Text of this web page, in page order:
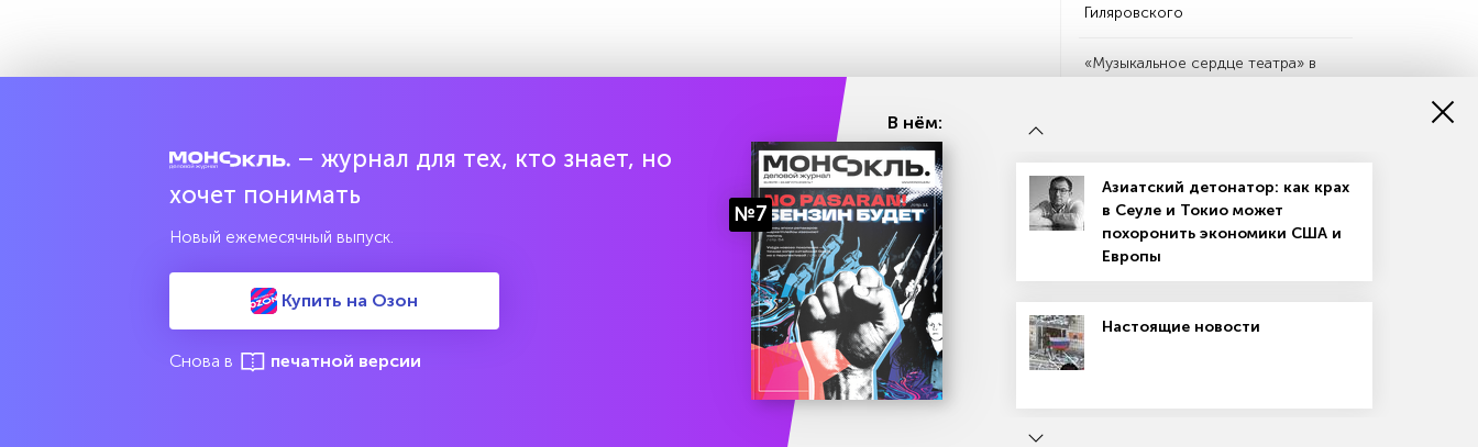
Гиляровского
«Музыкальное сердце театра» в
момент» в Еврейском музее и
центре толерантности
«Ночь Чайковского» в Клину
Книги
– журнал для тех, кто знает, но
хочет понимать
Новый ежемесячный выпуск.
Купить на Озон
Снова в печатной версии
В нём:
№7
Азиатский детонатор: как крах
в Сеуле и Токио может
похоронить экономики США и
Европы
Настоящие новости